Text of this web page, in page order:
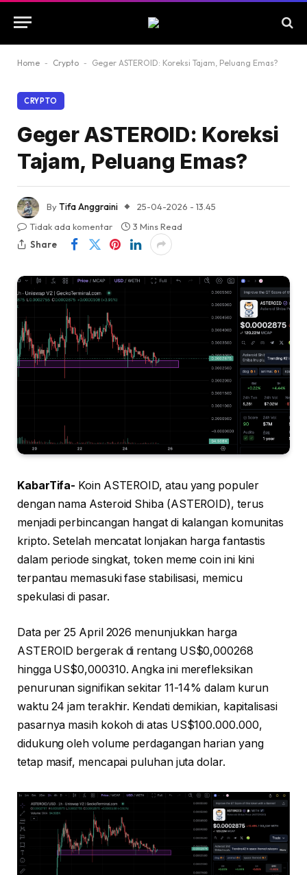
Home - Crypto - Geger ASTEROID: Koreksi Tajam, Peluang Emas?
CRYPTO
Geger ASTEROID: Koreksi
Tajam, Peluang Emas?
ByTifa Anggraini
25-04-2026 - 13.45
Tidak ada komentar
3 Mins Read
Share
KabarTifa- Koin ASTEROID, atau yang populer
dengan nama Asteroid Shiba (ASTEROID), terus
menjadi perbincangan hangat di kalangan komunitas
kripto. Setelah mencatat lonjakan harga fantastis
dalam periode singkat, token meme coin ini kini
terpantau memasuki fase stabilisasi, memicu
spekulasi di pasar.
Data per 25 April 2026 menunjukkan harga
ASTEROID bergerak di rentang US$0,000268
hingga US$0,000310. Angka ini merefleksikan
penurunan signifikan sekitar 11-14% dalam kurun
waktu 24 jam terakhir. Kendati demikian, kapitalisasi
pasarnya masih kokoh di atas US$100.000.000,
didukung oleh volume perdagangan harian yang
tetap masif, mencapai puluhan juta dolar.